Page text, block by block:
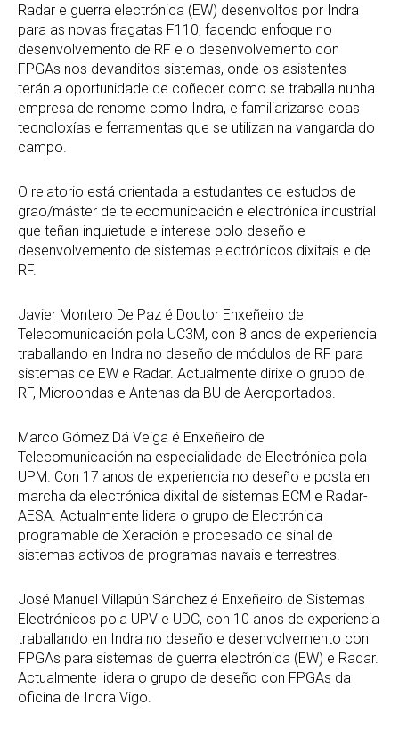
Radar e guerra electrónica (EW) desenvoltos por Indra
para as novas fragatas F110, facendo enfoque no
desenvolvemento de RF e o desenvolvemento con
FPGAs nos devanditos sistemas, onde os asistentes
terán a oportunidade de coñecer como se traballa nunha
empresa de renome como Indra, e familiarizarse coas
tecnoloxías e ferramentas que se utilizan na vangarda do
campo.
O relatorio está orientada a estudantes de estudos de
grao/máster de telecomunicación e electrónica industrial
que teñan inquietude e interese polo deseño e
desenvolvemento de sistemas electrónicos dixitais e de
RF.
Javier Montero De Paz é Doutor Enxeñeiro de
Telecomunicación pola UC3M, con 8 anos de experiencia
traballando en Indra no deseño de módulos de RF para
sistemas de EW e Radar. Actualmente dirixe o grupo de
RF, Microondas e Antenas da BU de Aeroportados.
Marco Gómez Dá Veiga é Enxeñeiro de
Telecomunicación na especialidade de Electrónica pola
UPM. Con 17 anos de experiencia no deseño e posta en
marcha da electrónica dixital de sistemas ECM e Radar-
AESA. Actualmente lidera o grupo de Electrónica
programable de Xeración e procesado de sinal de
sistemas activos de programas navais e terrestres.
José Manuel Villapún Sánchez é Enxeñeiro de Sistemas
Electrónicos pola UPV e UDC, con 10 anos de experiencia
traballando en Indra no deseño e desenvolvemento con
FPGAs para sistemas de guerra electrónica (EW) e Radar.
Actualmente lidera o grupo de deseño con FPGAs da
oficina de Indra Vigo.